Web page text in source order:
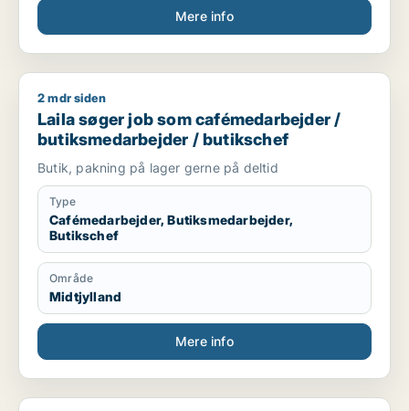
Mere info
Laila søger job som cafémedarbejder / butiksmedarbejder /
2 mdr siden
Laila søger job som cafémedarbejder /
butiksmedarbejder / butikschef
Butik, pakning på lager gerne på deltid
Type
Cafémedarbejder, Butiksmedarbejder,
Butikschef
Område
Midtjylland
Mere info